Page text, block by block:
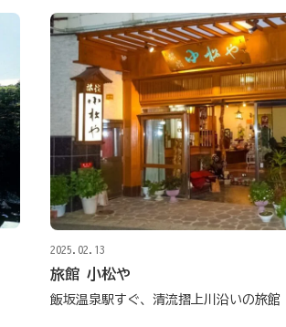
2025.02.13
旅館 小松や
飯坂温泉駅すぐ、清流摺上川沿いの旅館